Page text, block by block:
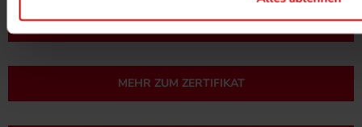
UMWELTPROJEKTE ANSEHEN
MEHR ZUM ZERTIFIKAT